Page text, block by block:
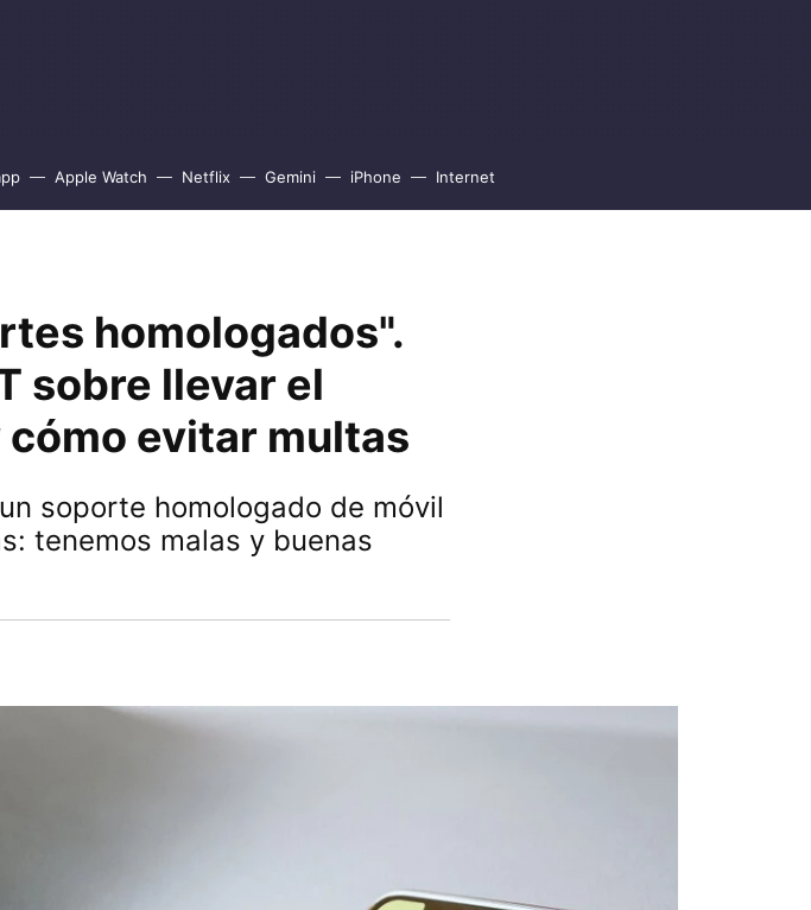
Apple Watch Netflix Gemini iPhone Internet
homologados".
sobre llevar el
cómo evitar multas
soporte homologado de móvil
tenemos malas y buenas